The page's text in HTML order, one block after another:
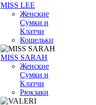
MISS LEE
Женские
Сумки и
Клатчи
Кошельки
MISS SARAH
Женские
Сумки и
Клатчи
Рюкзаки